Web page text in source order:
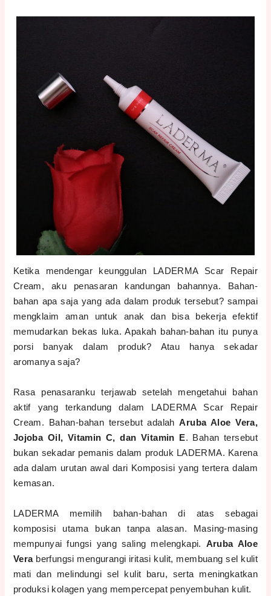
Ketika mendengar keunggulan LADERMA Scar Repair
Cream, aku penasaran kandungan bahannya. Bahan-
bahan apa saja yang ada dalam produk tersebut? sampai
mengklaim aman untuk anak dan bisa bekerja efektif
memudarkan bekas luka. Apakah bahan-bahan itu punya
porsi banyak dalam produk? Atau hanya sekadar
aromanya saja?
Rasa penasaranku terjawab setelah mengetahui bahan
aktif yang terkandung dalam LADERMA Scar Repair
Cream. Bahan-bahan tersebut adalahAruba Aloe Vera,
Jojoba Oil, Vitamin C, dan Vitamin E. Bahan tersebut
bukan sekadar pemanis dalam produk LADERMA. Karena
ada dalam urutan awal dari Komposisi yang tertera dalam
kemasan.
LADERMA memilih bahan-bahan di atas sebagai
komposisi utama bukan tanpa alasan. Masing-masing
mempunyai fungsi yang saling melengkapi. Aruba Aloe
Veraberfungsi mengurangi iritasi kulit, membuang sel kulit
mati dan melindungi sel kulit baru, serta meningkatkan
produksi kolagen yang mempercepat penyembuhan kulit.